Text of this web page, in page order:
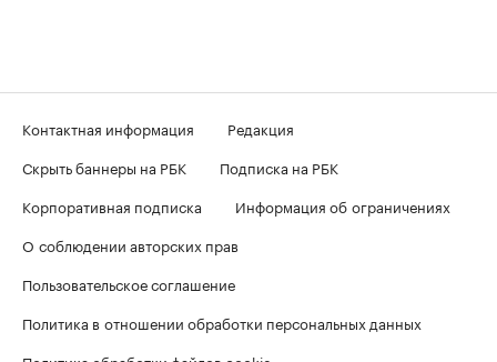
Контактная информация
Редакция
Скрыть баннеры на РБК
Подписка на РБК
Корпоративная подписка
Информация об ограничениях
О соблюдении авторских прав
Пользовательское соглашение
Политика в отношении обработки персональных данных